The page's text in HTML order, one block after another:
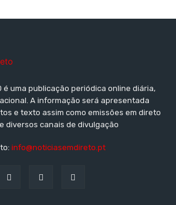
é uma publicação periódica online diária,
A informação será apresentada
e texto assim como emissões em direto
diversos canais de divulgação
info@noticiasemdireto.pt